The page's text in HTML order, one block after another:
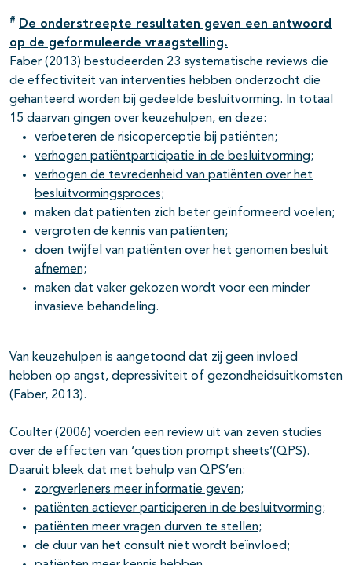
#
De onderstreepte resultaten geven een antwoord
op de geformuleerde vraagstelling.
Faber (2013) bestudeerden 23 systematische reviews die
de effectiviteit van interventies hebben onderzocht die
gehanteerd worden bij gedeelde besluitvorming. In totaal
15 daarvan gingen over keuzehulpen, en deze:
verbeteren de risicoperceptie bij patiënten;
verhogen patiëntparticipatie in de besluitvorming;
verhogen de tevredenheid van patiënten over het
besluitvormingsproces;
maken dat patiënten zich beter geïnformeerd voelen;
vergroten de kennis van patiënten;
doen twijfel van patiënten over het genomen besluit
afnemen;
maken dat vaker gekozen wordt voor een minder
invasieve behandeling.
Van keuzehulpen is aangetoond dat zij geen invloed
hebben op angst, depressiviteit of gezondheidsuitkomsten
(Faber, 2013).
Coulter (2006) voerden een review uit van zeven studies
over de effecten van ‘question prompt sheets’(QPS).
Daaruit bleek dat met behulp van QPS’en:
zorgverleners meer informatie geven;
patiënten actiever participeren in de besluitvorming;
patiënten meer vragen durven te stellen;
de duur van het consult niet wordt beïnvloed;